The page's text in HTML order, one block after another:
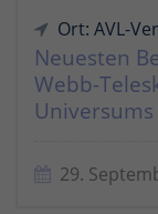
Ort: AVL-
Neuesten
Webb-
Universums
29.